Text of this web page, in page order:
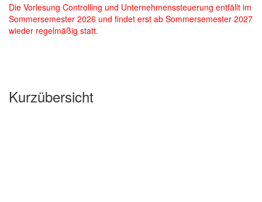
Die Vorlesung Controlling und Unternehmenssteuerung entfällt im
Sommersemester 2026 und findet erst ab Sommersemester 2027
wieder regelmäßig statt.
Kurzübersicht